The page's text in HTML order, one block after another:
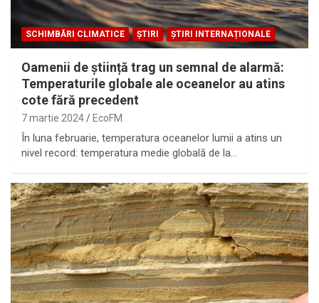
SCHIMBĂRI CLIMATICE ȘTIRI ȘTIRI INTERNAȚIONALE
Oamenii de știință trag un semnal de alarmă:
Temperaturile globale ale oceanelor au atins
cote fără precedent
7 martie 2024 EcoFM
În luna februarie, temperatura oceanelor lumii a atins un
nivel record: temperatura medie globală de la…